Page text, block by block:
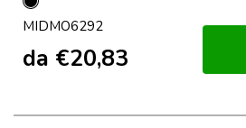
Nero
MIDMO6292
da €20,83